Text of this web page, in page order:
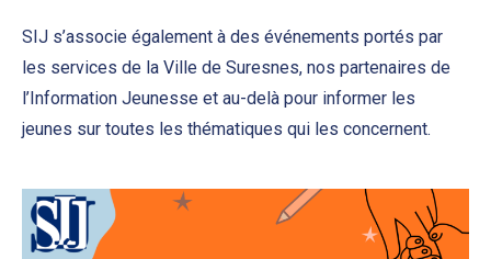
SIJ s’associe également à des événements portés par
les services de la Ville de Suresnes, nos partenaires de
l’Information Jeunesse et au-delà pour informer les
jeunes sur toutes les thématiques qui les concernent.